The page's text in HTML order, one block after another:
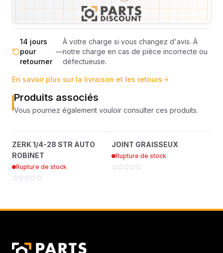
totale
calculé selon le poids et le volume de
votre commande avant paiement.
14 jours
pour
retourner
—
À votre charge si vous changez d'avis. À
notre charge en cas de pièce incorrecte ou
défectueuse.
En savoir plus sur la livraison et les retours
Produits associés
Vous pourriez également vouloir consulter ces produits.
?
ROBINET
ZERK 1/4-28 STR AUTO
ROBINET
Rupture de stock
?
521438
JOINT GRAISSEUX
Rupture de stock